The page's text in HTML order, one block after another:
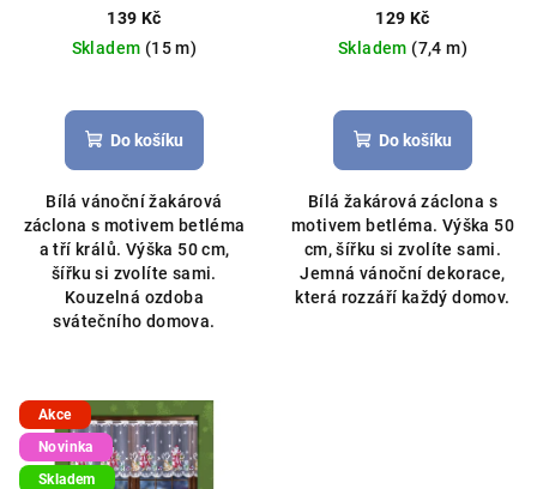
výška 50cm bílá
139 Kč
Skladem (15 m)
hodnocení
produktu
z
5
hvězdiček.
Do košíku
Bílá vánoční žakárová
záclona s motivem betléma
a tří králů. Výška 50 cm,
šířku si zvolíte sami.
Kouzelná ozdoba
svátečního domova.
Vánoční záclona, možné
129 Kč
Skladem (7,4 m)
Do košíku
Bílá žakárová záclona s
motivem betléma. Výška 50
cm, šířku si zvolíte sami.
Jemná vánoční dekorace,
která rozzáří každý domov.
Akce
Novinka
Skladem